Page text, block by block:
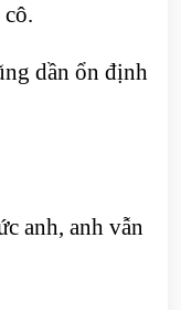
dần ổn định
anh, anh vẫn